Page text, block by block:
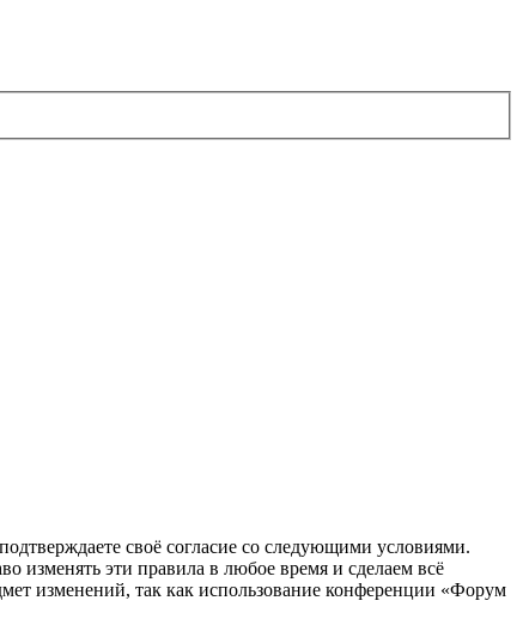
своё согласие со следующими условиями.
изменять эти правила в любое время и сделаем всё
изменений, так как использование конференции «Форум